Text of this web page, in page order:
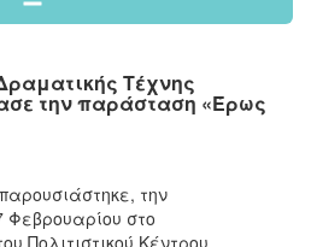
Τέχνης
την παράσταση «Έρως
την
στο
Πολιτιστικού Κέντρου